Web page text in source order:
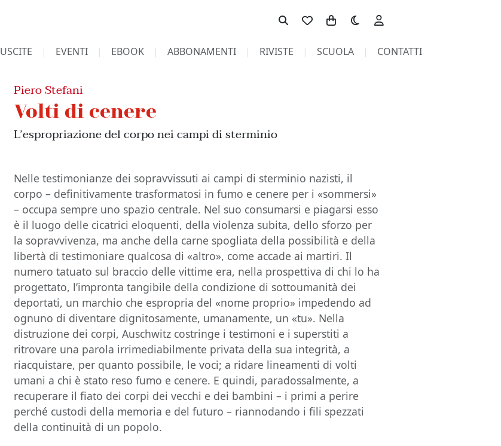
Toggle theme
USCITE EVENTI EBOOK ABBONAMENTI RIVISTE SCUOLA CONTATTI
Piero Stefani
Volti di cenere
L’espropriazione del corpo nei campi di sterminio
Nelle testimonianze dei sopravvissuti ai campi di sterminio nazisti, il
corpo – definitivamente trasformatosi in fumo e cenere per i «sommersi»
– occupa sempre uno spazio centrale. Nel suo consumarsi e piagarsi esso
è il luogo delle cicatrici eloquenti, della violenza subita, dello sforzo per
la sopravvivenza, ma anche della carne spogliata della possibilità e della
libertà di testimoniare qualcosa di «altro», come accade ai martiri. Il
numero tatuato sul braccio delle vittime era, nella prospettiva di chi lo ha
progettato, l’impronta tangibile della condizione di sottoumanità dei
deportati, un marchio che espropria del «nome proprio» impedendo ad
ognuno di diventare dignitosamente, umanamente, un «tu». Nella
distruzione dei corpi, Auschwitz costringe i testimoni e i superstiti a
ritrovare una parola irrimediabilmente privata della sua integrità, a
riacquistare, per quanto possibile, le voci; a ridare lineamenti di volti
umani a chi è stato reso fumo e cenere. E quindi, paradossalmente, a
recuperare il fiato dei corpi dei vecchi e dei bambini – i primi a perire
perché custodi della memoria e del futuro – riannodando i fili spezzati
della continuità di un popolo.